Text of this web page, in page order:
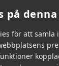
på
för att samla